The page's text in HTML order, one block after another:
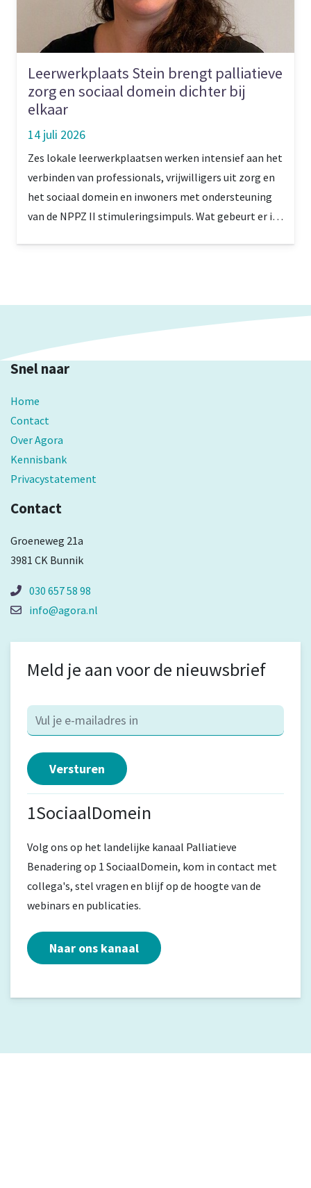
Leerwerkplaats Stein brengt palliatieve
zorg en sociaal domein dichter bij
elkaar
14 juli 2026
Zes lokale leerwerkplaatsen werken intensief aan het
verbinden van professionals, vrijwilligers uit zorg en
het sociaal domein en inwoners met ondersteuning
van de NPPZ II stimuleringsimpuls. Wat gebeurt er in
Snel naar
Home
Contact
Over Agora
Kennisbank
Privacystatement
Contact
Groeneweg 21a
3981 CK Bunnik
030 657 58 98
info@agora.nl
Meld je aan voor de nieuwsbrief
1SociaalDomein
Volg ons op het landelijke kanaal Palliatieve
Benadering op 1 SociaalDomein, kom in contact met
collega's, stel vragen en blijf op de hoogte van de
webinars en publicaties.
Naar ons kanaal